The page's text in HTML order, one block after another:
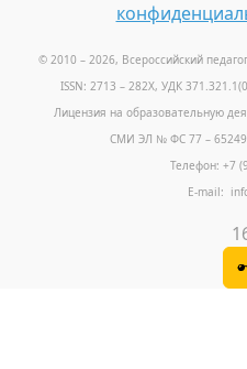
© 2010 – 2026, Всероссийский
ISSN: 2713 – 282X, УДК
Лицензия на образовательную
СМИ ЭЛ № ФС 77 – 65249
Телефон: +7
E-mail: